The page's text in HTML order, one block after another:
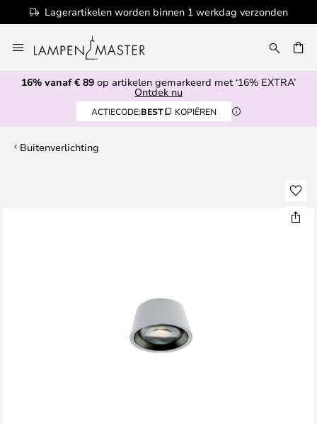
Lagerartikelen worden binnen 1 werkdag verzonden
naar
de
inhoud
16% vanaf € 89 op artikelen gemarkeerd met ‘16% EXTRA’
Ontdek nu
ACTIECODE:BEST KOPIËREN
Buitenverlichting